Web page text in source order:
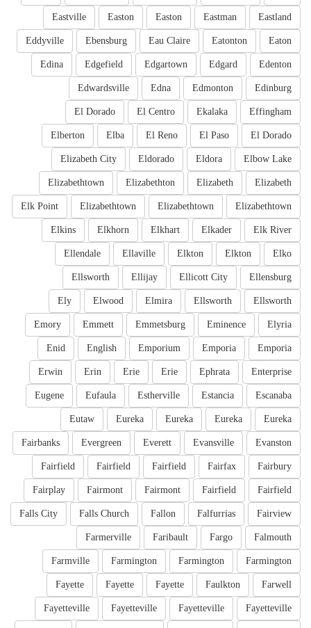
Eastland
Eastman
Easton
Easton
Eastville
Eaton
Eatonton
Eau Claire
Ebensburg
Eddyville
Edenton
Edgard
Edgartown
Edgefield
Edina
Edinburg
Edmonton
Edna
Edwardsville
Effingham
Ekalaka
El Centro
El Dorado
El Dorado
El Paso
El Reno
Elba
Elberton
Elbow Lake
Eldora
Eldorado
Elizabeth City
Elizabeth
Elizabeth
Elizabethton
Elizabethtown
Elizabethtown
Elizabethtown
Elizabethtown
Elk Point
Elk River
Elkader
Elkhart
Elkhorn
Elkins
Elko
Elkton
Elkton
Ellaville
Ellendale
Ellensburg
Ellicott City
Ellijay
Ellsworth
Ellsworth
Ellsworth
Elmira
Elwood
Ely
Elyria
Eminence
Emmetsburg
Emmett
Emory
Emporia
Emporia
Emporium
English
Enid
Enterprise
Ephrata
Erie
Erie
Erin
Erwin
Escanaba
Estancia
Estherville
Eufaula
Eugene
Eureka
Eureka
Eureka
Eureka
Eutaw
Evanston
Evansville
Everett
Evergreen
Fairbanks
Fairbury
Fairfax
Fairfield
Fairfield
Fairfield
Fairfield
Fairfield
Fairmont
Fairmont
Fairplay
Fairview
Falfurrias
Fallon
Falls Church
Falls City
Falmouth
Fargo
Faribault
Farmerville
Farmington
Farmington
Farmington
Farmville
Farwell
Faulkton
Fayette
Fayette
Fayette
Fayetteville
Fayetteville
Fayetteville
Fayetteville